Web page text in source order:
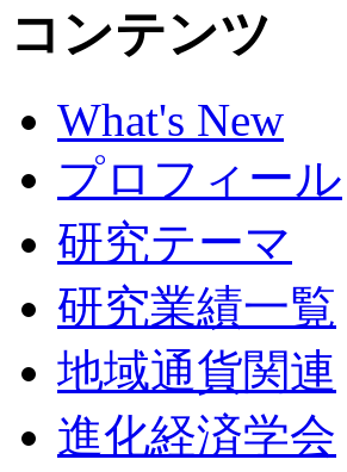
コンテンツ
What's New
プロフィール
研究テーマ
研究業績一覧
地域通貨関連
進化経済学会